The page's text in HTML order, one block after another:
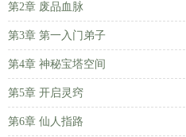
第2章 废品血脉
第3章 第一入门弟子
第4章 神秘宝塔空间
第5章 开启灵窍
第6章 仙人指路